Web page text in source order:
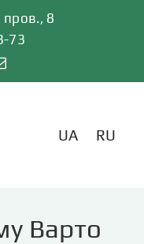
пров., 8
73
UA RU
Варто